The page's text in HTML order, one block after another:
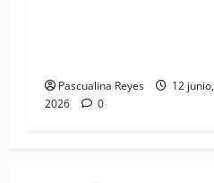
Pascualina Reyes
12 junio,
2026
0